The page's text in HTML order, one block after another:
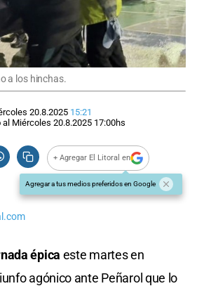
a los hinchas.
20.8.2025 15:21
al Miércoles 20.8.2025 17:00hs
+ Agregar El Litoral en
Agregar a tus medios preferidos en Google
épica este martes en
agónico ante Peñarol que lo